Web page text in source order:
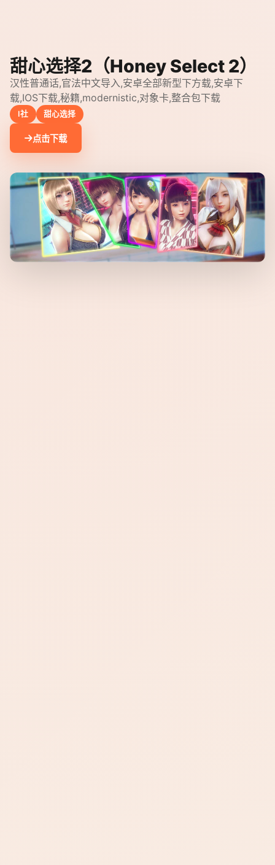
甜心选择2（Honey Select 2）
汉性普通话,官法中文导入,安卓全部新型下方载,安卓下
载,IOS下载,秘籍,modernistic,对象卡,整合包下载
I社 甜心选择
点击下载